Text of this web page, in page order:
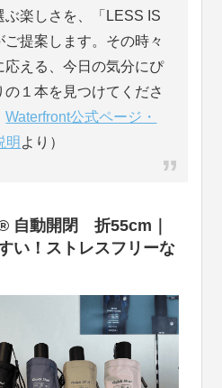
ぶ楽しさを、「LESS IS
提案します。その時々
応える、今日の気分にぴ
１本を見つけてくださ
Waterfront公式ページ・
明 より）
自動開閉 折55cm｜
い！ストレスフリーな